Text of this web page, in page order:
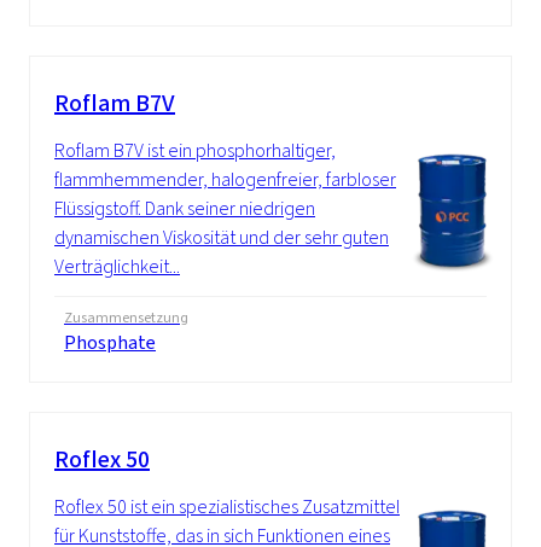
Roflam B7V
Roflam B7V ist ein phosphorhaltiger,
flammhemmender, halogenfreier, farbloser
Flüssigstoff. Dank seiner niedrigen
dynamischen Viskosität und der sehr guten
Verträglichkeit...
Zusammensetzung
Phosphate
Roflex 50
Roflex 50 ist ein spezialistisches Zusatzmittel
für Kunststoffe, das in sich Funktionen eines